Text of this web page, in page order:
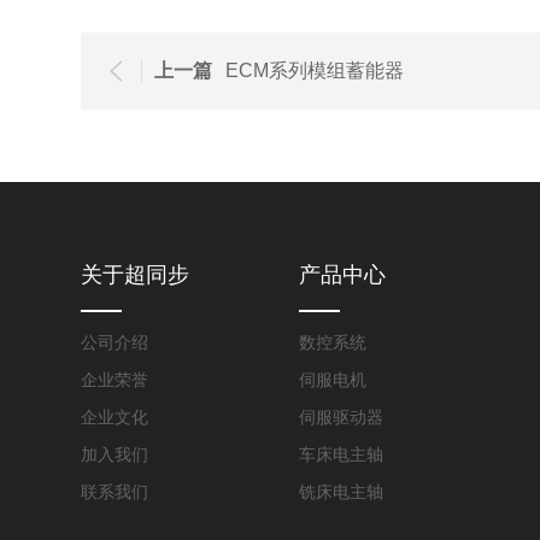
上一篇 ECM系列模组蓄能器
关于超同步
公司介绍
企业荣誉
企业文化
加入我们
联系我们
产品中心
数控系统
伺服电机
伺服驱动器
车床电主轴
铣床电主轴